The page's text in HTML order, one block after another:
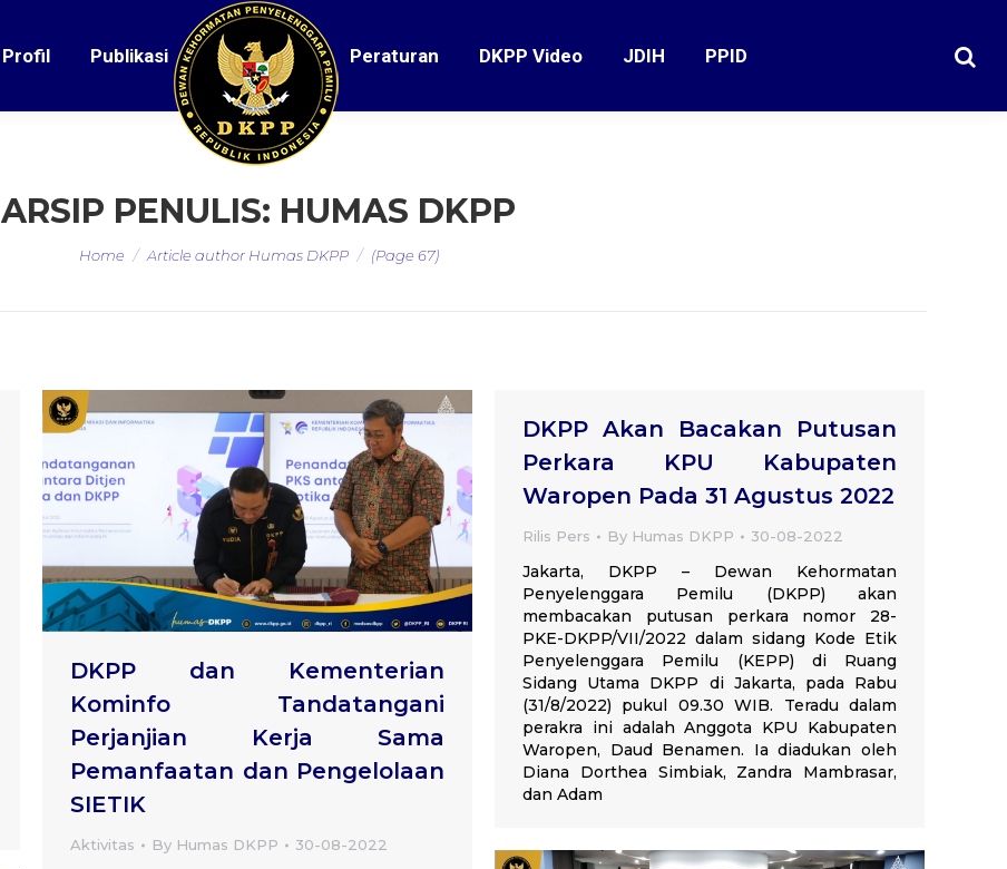
Profil Publikasi Peraturan DKPP Video JDIH PPID
ARSIP PENULIS: HUMAS DKPP
You are here:
Home Article author Humas DKPP (Page 67)
DKPP dan Kementerian
Kominfo Tandatangani
Perjanjian Kerja Sama
Pemanfaatan dan Pengelolaan
SIETIK
Aktivitas By Humas DKPP 30-08-2022
DKPP Akan Bacakan Putusan
Perkara KPU Kabupaten
Waropen Pada 31 Agustus 2022
Rilis Pers By Humas DKPP 30-08-2022
Jakarta, DKPP – Dewan Kehormatan
Penyelenggara Pemilu (DKPP) akan
membacakan putusan perkara nomor 28-
PKE-DKPP/VII/2022 dalam sidang Kode Etik
Penyelenggara Pemilu (KEPP) di Ruang
Sidang Utama DKPP di Jakarta, pada Rabu
(31/8/2022) pukul 09.30 WIB. Teradu dalam
perakra ini adalah Anggota KPU Kabupaten
Waropen, Daud Benamen. Ia diadukan oleh
Diana Dorthea Simbiak, Zandra Mambrasar,
dan Adam